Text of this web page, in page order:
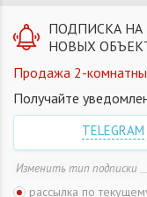
ПОДПИСКА НА
НОВЫХ
Продажа 2-
Получайте
TELEGRAM
Изменить тип подписки
рассылка по